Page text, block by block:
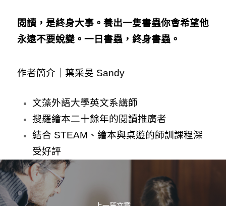
閱讀，是終身大事。養出一隻書蟲你會希望他
永遠不要蛻變。一日書蟲，終身書蟲。
作者簡介｜葉采旻 Sandy
文藻外語大學英文系講師
搜羅繪本二十餘年的閱讀推廣者
結合 STEAM、繪本與桌遊的師訓課程深
受好評